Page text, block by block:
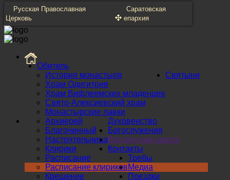
Русская Православная
Церковь
Саратовская
епархия
Обитель
История монастыря
Храм Одигитрия
Храм Вифлеемских младенцев
Свято-Алексиевский храм
Монастырские лавки
Святыни
Духовенство
Архиерей
Благочинный
Настоятельница
Клирики
Богослужения
Расписание
Расписание клириков
Крещение
Воскресная школа
Контакты
Требы
Медиа
Поездки